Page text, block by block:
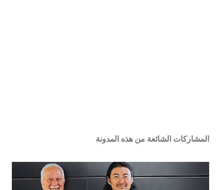
المشاركات الشائعة من هذه المدونة